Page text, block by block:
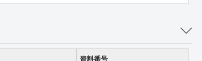
資料番号